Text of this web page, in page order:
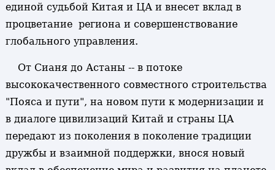
единой судьбой Китая и ЦА и внесет вклад в
процветание региона и совершенствование
глобального управления.
От Сианя до Астаны -- в потоке
высококачественного совместного строительства
"Пояса и пути", на новом пути к модернизации и
в диалоге цивилизаций Китай и страны ЦА
передают из поколения в поколение традиции
дружбы и взаимной поддержки, внося новый